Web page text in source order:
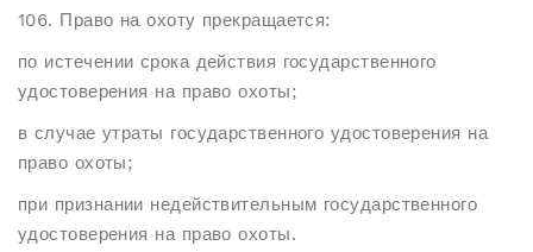
106. Право на охоту прекращается:
по истечении срока действия государственного
удостоверения на право охоты;
в случае утраты государственного удостоверения на
право охоты;
при признании недействительным государственного
удостоверения на право охоты.